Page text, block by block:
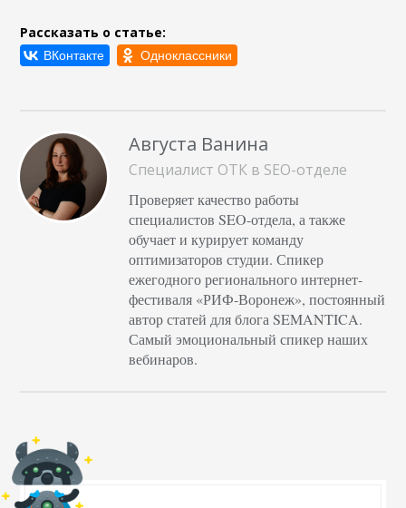
Рассказать о статье:
Августа Ванина
Специалист ОТК в SEO-отделе
Проверяет качество работы
специалистов SEO-отдела, а также
обучает и курирует команду
оптимизаторов студии. Спикер
ежегодного регионального интернет-
фестиваля «РИФ-Воронеж», постоянный
автор статей для блога SEMANTICA.
Самый эмоциональный спикер наших
вебинаров.